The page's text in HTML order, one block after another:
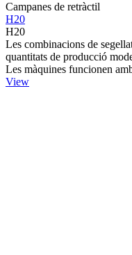
Campanes de retràctil
H20
H20
Les combinacions de
quantitats de producció
Les màquines funcionen
View